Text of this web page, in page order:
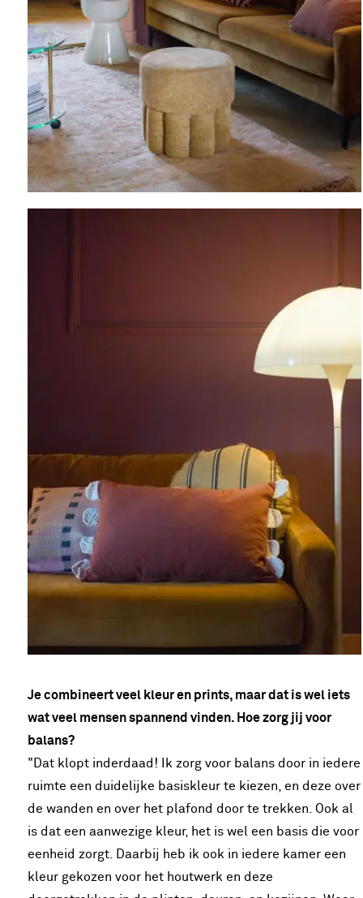
Je combineert veel kleur en prints, maar dat is wel iets
wat veel mensen spannend vinden. Hoe zorg jij voor
balans?
"Dat klopt inderdaad! Ik zorg voor balans door in iedere
ruimte een duidelijke basiskleur te kiezen, en deze over
de wanden en over het plafond door te trekken. Ook al
is dat een aanwezige kleur, het is wel een basis die voor
eenheid zorgt. Daarbij heb ik ook in iedere kamer een
kleur gekozen voor het houtwerk en deze